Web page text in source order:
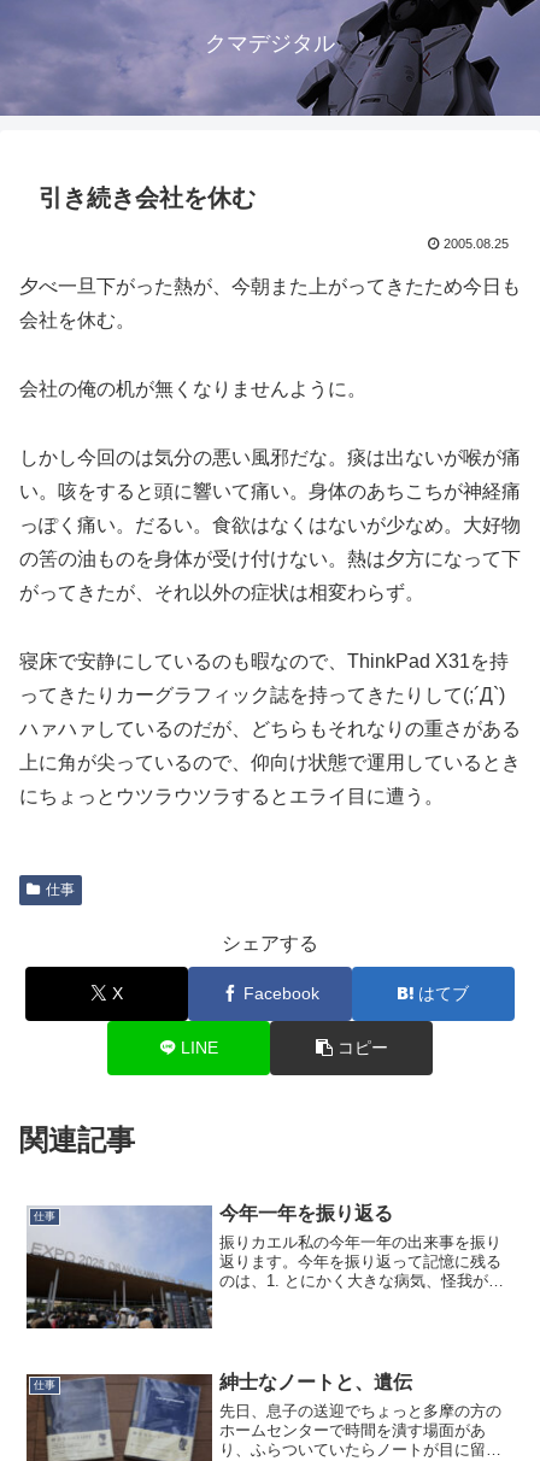
クマデジタル
引き続き会社を休む
2005.08.25
夕べ一旦下がった熱が、今朝また上がってきたため今日も
会社を休む。
会社の俺の机が無くなりませんように。
しかし今回のは気分の悪い風邪だな。痰は出ないが喉が痛
い。咳をすると頭に響いて痛い。身体のあちこちが神経痛
っぽく痛い。だるい。食欲はなくはないが少なめ。大好物
の筈の油ものを身体が受け付けない。熱は夕方になって下
がってきたが、それ以外の症状は相変わらず。
寝床で安静にしているのも暇なので、ThinkPad X31を持
ってきたりカーグラフィック誌を持ってきたりして(;´Д`)
ハァハァしているのだが、どちらもそれなりの重さがある
上に角が尖っているので、仰向け状態で運用しているとき
にちょっとウツラウツラするとエライ目に遭う。
仕事
シェアする
X Facebook はてブ
LINE コピー
関連記事
仕事 今年一年を振り返る
振りカエル私の今年一年の出来事を振り
返ります。今年を振り返って記憶に残る
のは、1. とにかく大きな病気、怪我がな
仕事 紳士なノートと、遺伝
先日、息子の送迎でちょっと多摩の方の
ホームセンターで時間を潰す場面があ
り、ふらついていたらノートが目に留ま